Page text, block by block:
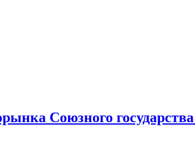
Союзного государства